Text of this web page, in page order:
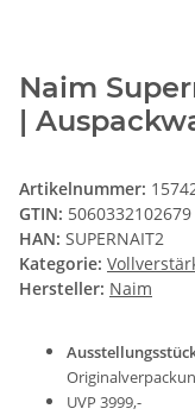
Naim
|
Artikelnummer:
GTIN: 5060332102679
HAN: SUPERNAIT2
Kategorie:
Hersteller: Naim
UVP 3999,-